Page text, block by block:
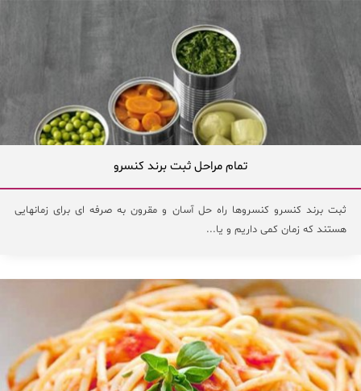
تمام مراحل ثبت برند کنسرو
ثبت برند کنسرو کنسروها راه حل آسان و مقرون به صرفه ای برای زمانهایی
هستند که زمان کمی داریم و یا...